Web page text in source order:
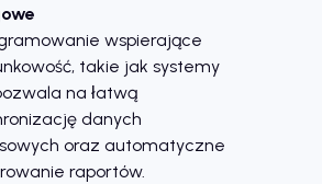
wspierające
takie jak systemy
na łatwą
danych
oraz automatyczne
raportów.